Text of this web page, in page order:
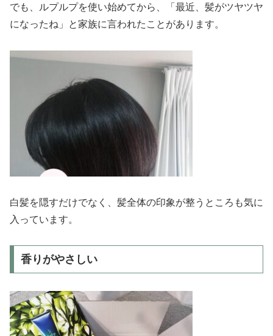
でも、ルプルプを使い始めてから、「最近、髪がツヤツヤ
になったね」と家族に言われたことがあります。
白髪を隠すだけでなく、髪全体の印象が整うところも気に
入っています。
香りがやさしい